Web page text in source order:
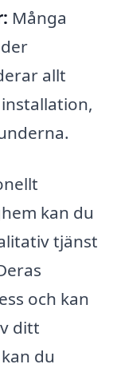
Många
allt
kan du
tjänst
och kan
ditt
du